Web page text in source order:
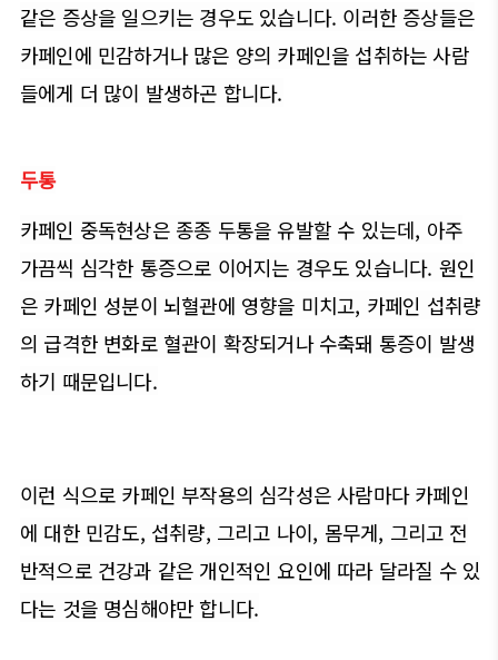
같은 증상을 일으키는 경우도 있습니다. 이러한 증상들은
카페인에 민감하거나 많은 양의 카페인을 섭취하는 사람
들에게 더 많이 발생하곤 합니다.
두통
카페인 중독현상은 종종 두통을 유발할 수 있는데, 아주
가끔씩 심각한 통증으로 이어지는 경우도 있습니다. 원인
은 카페인 성분이 뇌혈관에 영향을 미치고, 카페인 섭취량
의 급격한 변화로 혈관이 확장되거나 수축돼 통증이 발생
하기 때문입니다.
이런 식으로 카페인 부작용의 심각성은 사람마다 카페인
에 대한 민감도, 섭취량, 그리고 나이, 몸무게, 그리고 전
반적으로 건강과 같은 개인적인 요인에 따라 달라질 수 있
다는 것을 명심해야만 합니다.